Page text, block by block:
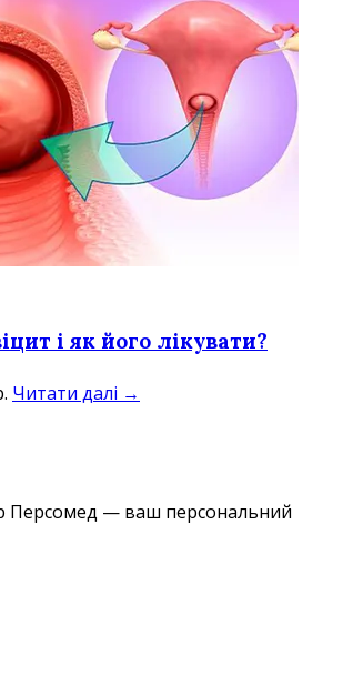
і як його лікувати?
Читати далі →
Персомед — ваш персональний